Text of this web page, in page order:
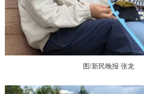
图/新民晚报 张龙